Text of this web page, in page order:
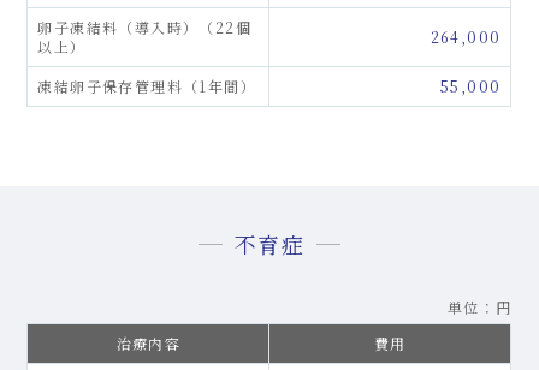
卵子凍結料（導入時）（22個
以上）
264,000
凍結卵子保存管理料（1年間） 55,000
不育症
単位：円
治療内容
費用